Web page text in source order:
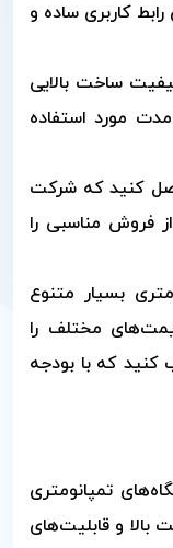
رابط کاربری ساده و
ساخت بالایی
مدت مورد استفاده
کنید که شرکت
فروش مناسبی را
بسیار متنوع
مختلف را
کنید که با بودجه
تمپانومتری
بالا و قابلیت‌های